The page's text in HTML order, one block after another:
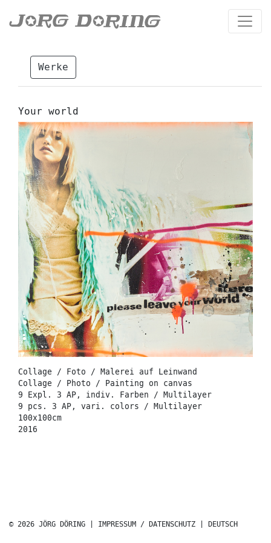
Werke
Your world
Collage / Foto / Malerei auf Leinwand
Collage / Photo / Painting on canvas
9 Expl. 3 AP, indiv. Farben / Multilayer
9 pcs. 3 AP, vari. colors / Multilayer
100x100cm
2016
© 2026 JÖRG DÖRING | IMPRESSUM / DATENSCHUTZ DEUTSCH